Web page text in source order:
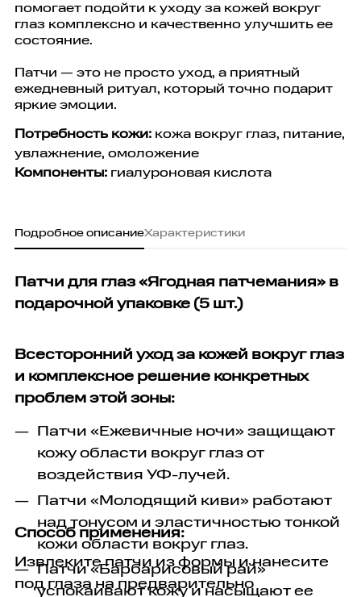
помогает подойти к уходу за кожей вокруг
глаз комплексно и качественно улучшить ее
состояние.
Патчи — это не просто уход, а приятный
ежедневный ритуал, который точно подарит
яркие эмоции.
Потребность кожи: кожа вокруг глаз, питание,
увлажнение, омоложение
Компоненты: гиалуроновая кислота
Подробное описаниеХарактеристики
Патчи для глаз «Ягодная патчемания» в
подарочной упаковке (5 шт.)
Всесторонний уход за кожей вокруг глаз
и комплексное решение конкретных
проблем этой зоны:
Патчи «Ежевичные ночи» защищают
кожу области вокруг глаз от
воздействия УФ-лучей.
Патчи «Молодящий киви» работают
над тонусом и эластичностью тонкой
кожи области вокруг глаз.
Патчи «Барбарисовый рай»
успокаивают кожу и насыщают ее
Способ применения:
Извлеките патчи из формы и нанесите
под глаза на предварительно